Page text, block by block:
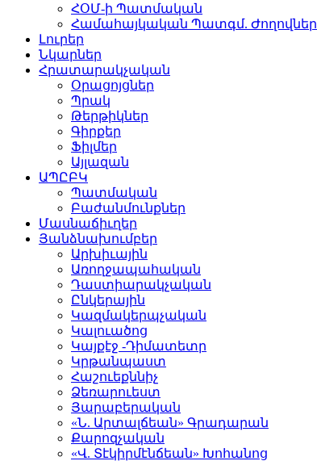
ՀՕՄ-ի Պատմական
Համահայկական Պատգմ. Ժողովներ
Լուրեր
Նկարներ
Հրատարակչական
Օրացոյցներ
Պրակ
Թերթիկներ
Գիրքեր
Ֆիլմեր
Այլազան
ԱՊԸԲԿ
Պատմական
Բաժանմունքներ
Մասնաճիւղեր
Յանձնախումբեր
Արխիւային
Առողջապահական
Դաստիարակչական
Ընկերային
Կազմակերպչական
Կալուածոց
Կայքէջ -Դիմատետր
Կրթանպաստ
Հաշուեքննիչ
Ձեռարուեստ
Յարաբերական
«Ն. Արտալճեան» Գրադարան
Քարոզչական
«Վ. Տէկիրմէնճեան» Խոհանոց